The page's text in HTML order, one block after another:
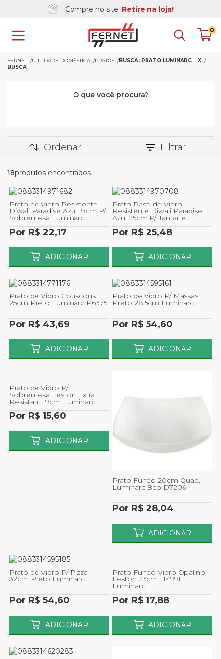
0
Compre no site. Retire na loja!
FERNET UTILIDADE DOMÉSTICA PRATOS BUSCA: PRATO LUMINARC
X
BUSCA
O que você procura?
Ordenar Filtrar
18produtos encontrados
Prato de Vidro Resistente
Diwali Paradise Azul 19cm P/
Sobremesa Luminarc
Por R$ 22,17
ADICIONAR
Prato Raso de Vidro
Resistente Diwali Paradise
Azul 25cm P/ Jantar e
Refeicoes Luminarc
Por R$ 25,48
ADICIONAR
Prato de Vidro Couscous
25cm Preto Luminarc P6375
Por R$ 43,69
ADICIONAR
Prato de Vidro P/ Massas
Preto 28,5cm Luminarc
Por R$ 54,60
ADICIONAR
Prato de Vidro P/
Sobremesa Feston Extra
Resistant 19cm Luminarc
Por R$ 15,60
ADICIONAR
Prato Fundo 20cm Quad.
Luminarc Bco D7206
Por R$ 28,04
ADICIONAR
Prato de Vidro P/ Pizza
32cm Preto Luminarc
Por R$ 54,60
ADICIONAR
Prato Fundo Vidro Opalino
Feston 23cm H4991
Luminarc
Por R$ 17,88
ADICIONAR